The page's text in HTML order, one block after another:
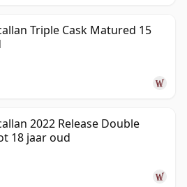
Triple Cask Matured 15
2022 Release Double
18 jaar oud